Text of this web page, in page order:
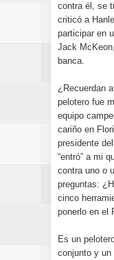
contra él, se
criticó a
participar en
Jack
banca.
¿Recuerdan
pelotero fue
equipo
cariño en
presidente
“entró” a mi
contra uno o
preguntas:
cinco
ponerlo en el
Es un
conjunto y un